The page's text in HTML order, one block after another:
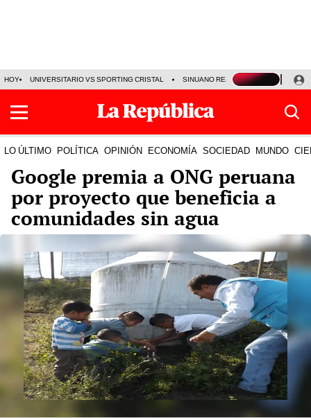
HOY UNIVERSITARIO VS SPORTING CRISTAL SINUANO RESULTADOS HOY
LO ÚLTIMO POLÍTICA OPINIÓN ECONOMÍA SOCIEDAD MUNDO
Google premia a ONG peruana
por proyecto que beneficia a
comunidades sin agua